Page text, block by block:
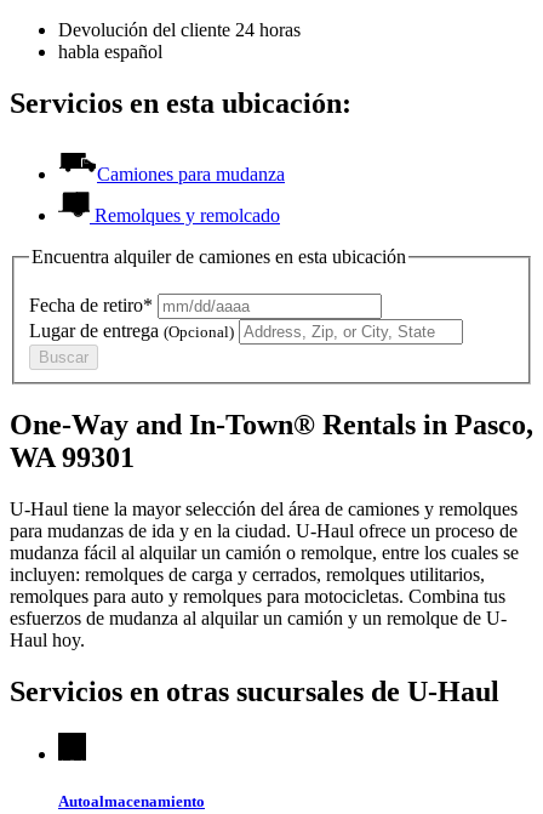
Devolución del cliente 24 horas
habla español
Servicios en esta ubicación:
Camiones para mudanza
Remolques y remolcado
Encuentra alquiler de camiones en esta ubicación
Fecha de retiro*
Lugar de entrega (Opcional)
Buscar
One-Way and In-Town® Rentals in Pasco,
WA 99301
U-Haul tiene la mayor selección del área de camiones y remolques
para mudanzas de ida y en la ciudad. U-Haul ofrece un proceso de
mudanza fácil al alquilar un camión o remolque, entre los cuales se
incluyen: remolques de carga y cerrados, remolques utilitarios,
remolques para auto y remolques para motocicletas. Combina tus
esfuerzos de mudanza al alquilar un camión y un remolque de U-
Haul hoy.
Servicios en otras sucursales de U-Haul
Autoalmacenamiento